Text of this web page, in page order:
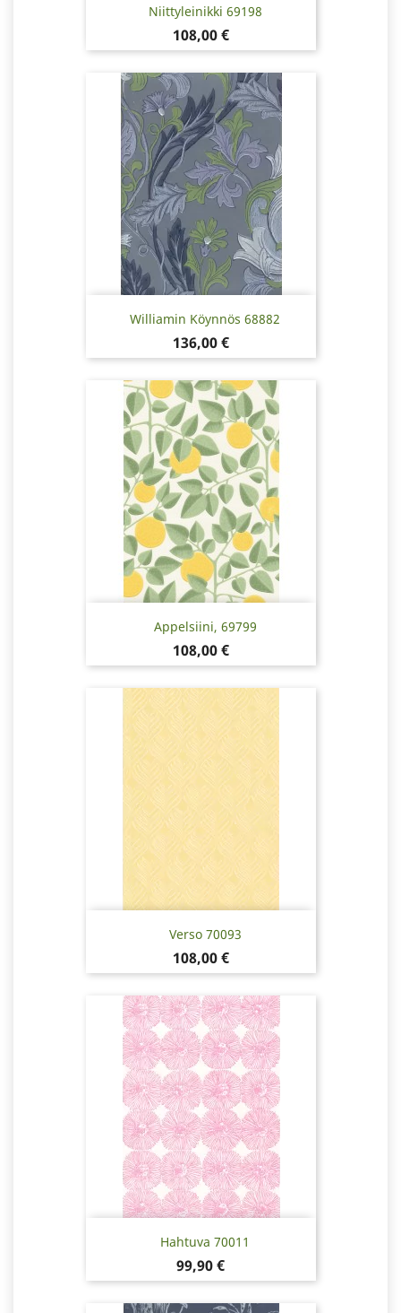
Niittyleinikki 69198
Pris
108,00 €
Williamin Köynnös 68882
Pris
136,00 €
Appelsiini, 69799
Pris
108,00 €
Verso 70093
Pris
108,00 €
Hahtuva 70011
Pris
99,90 €